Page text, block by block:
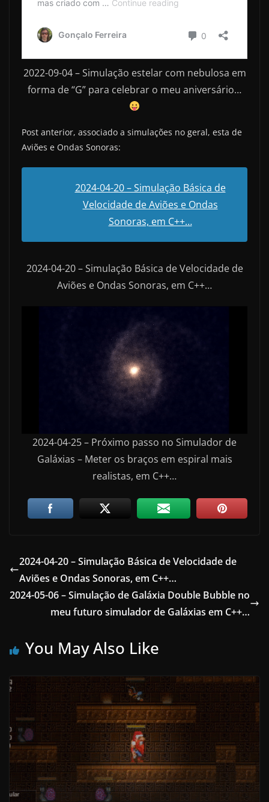
2022-09-04 – Simulação estelar com nebulosa em
forma de “G” para celebrar o meu aniversário…
Post anterior, associado a simulações no geral, esta de
Aviões e Ondas Sonoras:
2024-04-20 – Simulação Básica de
Velocidade de Aviões e Ondas
Sonoras, em C++…
2024-04-20 – Simulação Básica de Velocidade de
Aviões e Ondas Sonoras, em C++…
2024-04-25 – Próximo passo no Simulador de
Galáxias – Meter os braços em espiral mais
realistas, em C++…
2024-04-20 – Simulação Básica de Velocidade de
Aviões e Ondas Sonoras, em C++…
2024-05-06 – Simulação de Galáxia Double Bubble no
meu futuro simulador de Galáxias em C++…
You May Also Like